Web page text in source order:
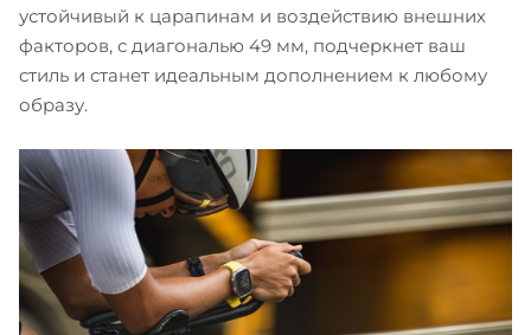
устойчивый к царапинам и воздействию внешних
факторов, с диагональю 49 мм, подчеркнет ваш
стиль и станет идеальным дополнением к любому
образу.